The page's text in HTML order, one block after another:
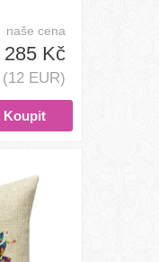
naše cena
285 Kč
(12 EUR)